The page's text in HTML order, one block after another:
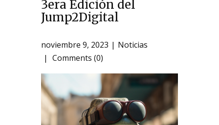
3era Edición del
Jump2Digital
noviembre 9, 2023
Noticias
Comments (0)